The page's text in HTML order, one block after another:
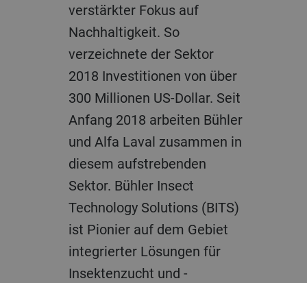
verstärkter Fokus auf
Nachhaltigkeit. So
verzeichnete der Sektor
2018 Investitionen von über
300 Millionen US-Dollar. Seit
Anfang 2018 arbeiten Bühler
und Alfa Laval zusammen in
diesem aufstrebenden
Sektor. Bühler Insect
Technology Solutions (BITS)
ist Pionier auf dem Gebiet
integrierter Lösungen für
Insektenzucht und -